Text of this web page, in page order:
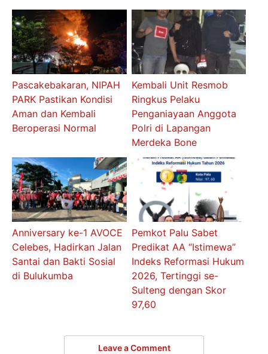
Pascakebakaran, NIPAH
PARK Pastikan Kondisi
Aman dan Kembali
Beroperasi Normal
Kembali Unit Resmob
Ringkus Pelaku
Penganiayaan Anggota
Polri di Lapangan
Merdeka Bone
Anniversary ke-1 AVOCE
Celebes, Hadirkan Jalan
Santai dan Bakti Sosial
di Bulukumba
Pemkot Palu Sabet
Predikat AA “Istimewa”
Indeks Reformasi Hukum
2026, Tertinggi se-
Sulteng dengan Skor
97,60
Leave a Comment